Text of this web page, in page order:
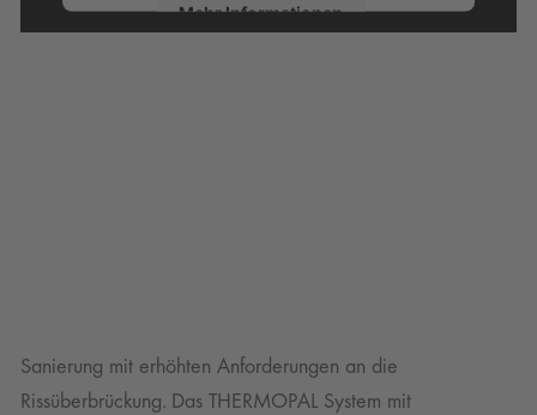
Mehr Informationen
Sanierung mit erhöhten Anforderungen an die
Rissüberbrückung. Das THERMOPAL System mit